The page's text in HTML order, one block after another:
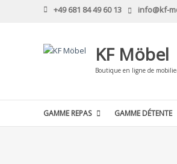
+49 681 84 49 60 13 info@kf-
KF Möbel
Boutique en ligne de
GAMME REPAS GAMME DÉTENTE